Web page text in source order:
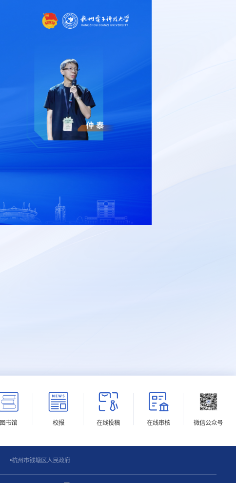
图书馆 校报 在线投稿 在线审核 微信公众号
杭州市钱塘区人民政府